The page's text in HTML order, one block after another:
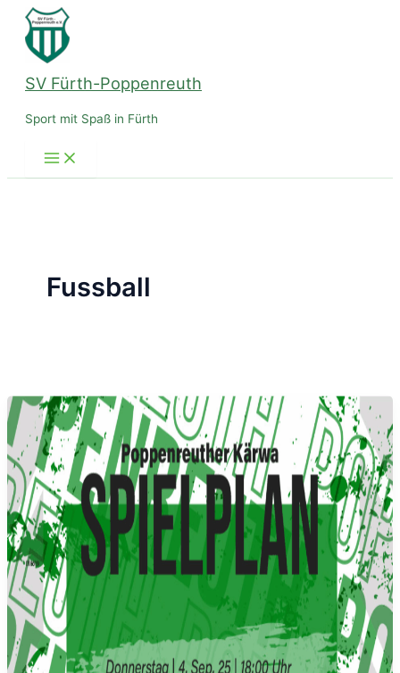
Zum
Inhalt
springen
SV Fürth-Poppenreuth
Sport mit Spaß in Fürth
Fussball